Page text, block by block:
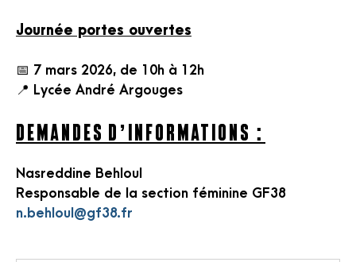
Journée portes ouvertes
📅 7 mars 2026, de 10h à 12h
📍 Lycée André Argouges
Demandes d’informations :
Nasreddine Behloul
Responsable de la section féminine GF38
n.behloul@gf38.fr